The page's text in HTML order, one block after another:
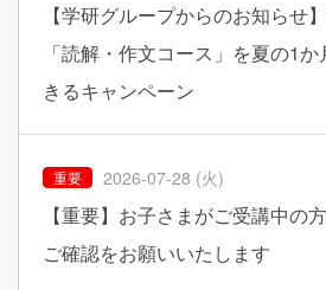
【学研グループからのお知らせ
「読解・作文コース」を夏の1
きるキャンペーン
重要 2026-07-28 (火)
【重要】お子さまがご受講中の
ご確認をお願いいたします